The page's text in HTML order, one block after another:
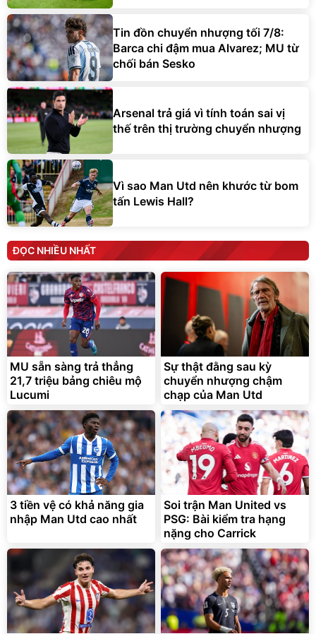
Tin đồn chuyển nhượng tối 7/8:
Barca chi đậm mua Alvarez; MU từ
chối bán Sesko
Arsenal trả giá vì tính toán sai vị
thế trên thị trường chuyển nhượng
Vì sao Man Utd nên khước từ bom
tấn Lewis Hall?
ĐỌC NHIỀU NHẤT
MU sẵn sàng trả thẳng
21,7 triệu bảng chiêu mộ
Lucumi
Sự thật đằng sau kỳ
chuyển nhượng chậm
chạp của Man Utd
3 tiền vệ có khả năng gia
nhập Man Utd cao nhất
Soi trận Man United vs
PSG: Bài kiểm tra hạng
nặng cho Carrick